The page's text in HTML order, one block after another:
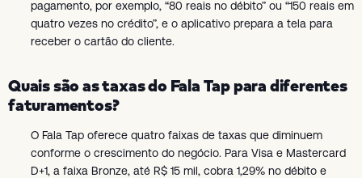
pagamento, por exemplo, “80 reais no débito” ou “150 reais em
quatro vezes no crédito”, e o aplicativo prepara a tela para
receber o cartão do cliente.
Quais são as taxas do Fala Tap para diferentes
faturamentos?
O Fala Tap oferece quatro faixas de taxas que diminuem
conforme o crescimento do negócio. Para Visa e Mastercard
D+1, a faixa Bronze, até R$ 15 mil, cobra 1,29% no débito e